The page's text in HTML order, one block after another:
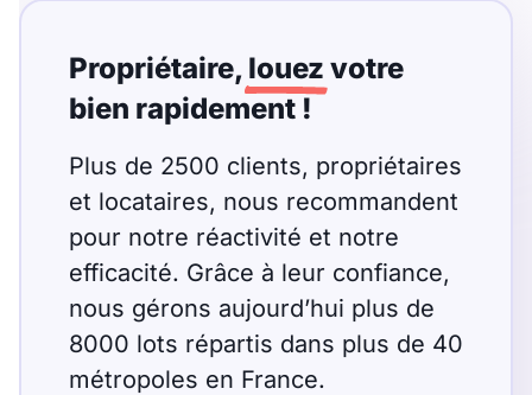
Montant du loyer
€
€
Nombre de pièces
Studio T1 T1 bis
T3 T4 T5
T7 T8 T9
Propriétaire, louez votre
bien rapidement !
Plus de 2500 clients, propriétaires
et locataires, nous recommandent
pour notre réactivité et notre
efficacité. Grâce à leur confiance,
nous gérons aujourd’hui plus de
8000 lots répartis dans plus de 40
métropoles en France.